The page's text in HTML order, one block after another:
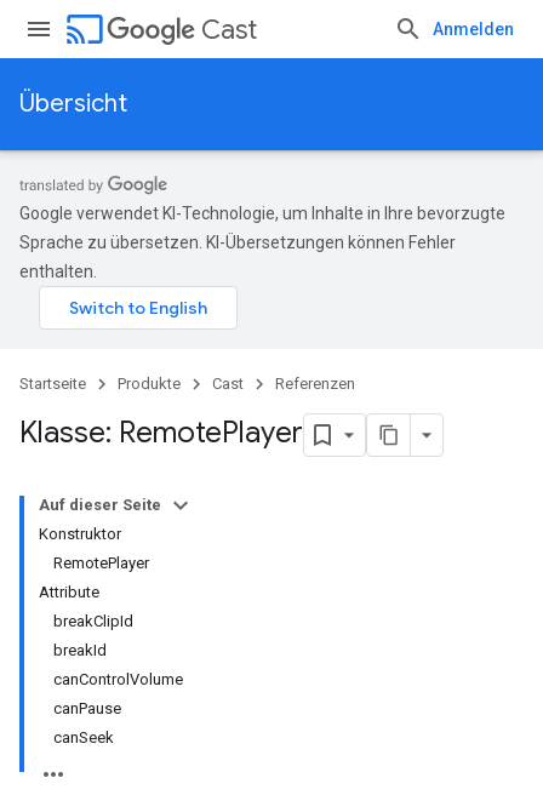
cast Cast Anmelden
Übersicht
Google verwendet KI-Technologie, um Inhalte in Ihre bevorzugte
Sprache zu übersetzen. KI-Übersetzungen können Fehler
enthalten.
Startseite Produkte Cast Referenzen
Klasse: RemotePlayer
Auf dieser Seite
Konstruktor
RemotePlayer
Attribute
breakClipId
breakId
canControlVolume
canPause
canSeek